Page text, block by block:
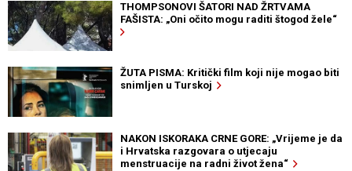
THOMPSONOVI ŠATORI NAD ŽRTVAMA
FAŠISTA: „Oni očito mogu raditi štogod žele“
ŽUTA PISMA: Kritički film koji nije mogao biti
snimljen u Turskoj
NAKON ISKORAKA CRNE GORE: „Vrijeme je da
i Hrvatska razgovara o utjecaju
menstruacije na radni život žena“